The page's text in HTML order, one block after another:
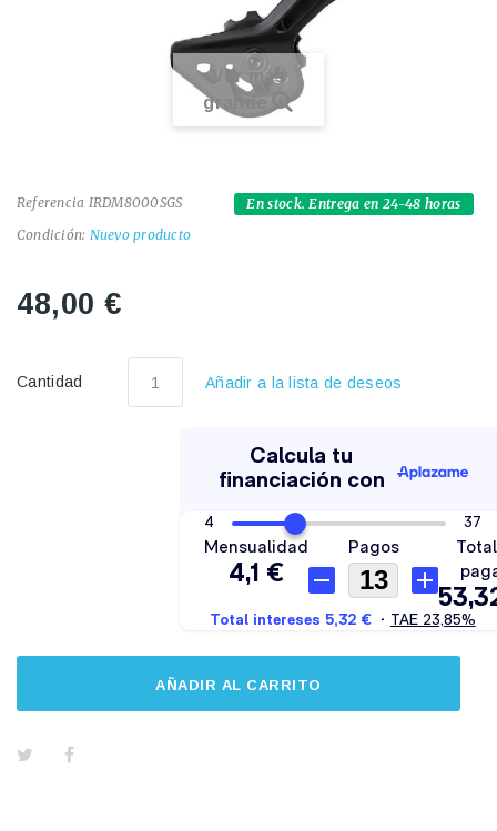
Ver más
grande
Referencia IRDM8000SGS
Condición: Nuevo producto
En stock. Entrega en 24-48 horas
48,00 €
Cantidad Añadir a la lista de deseos
AÑADIR AL CARRITO